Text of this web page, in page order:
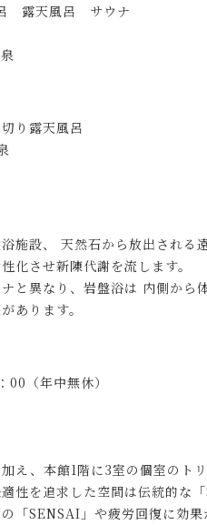
露天風呂 サウナ
切り露天風呂
施設、 天然石から放出される
化させ新陳代謝を流します。
と異なり、岩盤浴は 内側から
あります。
（年中無休）
え、本館1階に3室の個室のト
性を追求した空間は伝統的な
「SENSAI」や疲労回復に効